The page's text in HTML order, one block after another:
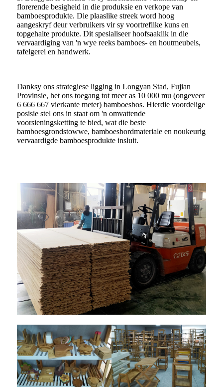
florerende besigheid in die produksie en verkope van
bamboesprodukte. Die plaaslike streek word hoog
aangeskryf deur verbruikers vir sy voortreflike kuns en
topgehalte produkte. Dit spesialiseer hoofsaaklik in die
vervaardiging van 'n wye reeks bamboes- en houtmeubels,
tafelgerei en handwerk.
Danksy ons strategiese ligging in Longyan Stad, Fujian
Provinsie, het ons toegang tot meer as 10 000 mu (ongeveer
6 666 667 vierkante meter) bamboesbos. Hierdie voordelige
posisie stel ons in staat om 'n omvattende
voorsieningsketting te bied, wat die beste
bamboesgrondstowwe, bamboesbordmateriale en noukeurig
vervaardigde bamboesprodukte insluit.